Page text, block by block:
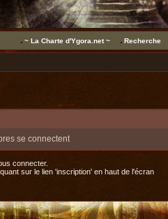
~ La Charte d'Ygora.net ~ Recherche
se connectent
connecter.
sur le lien 'inscription' en haut de l'écran